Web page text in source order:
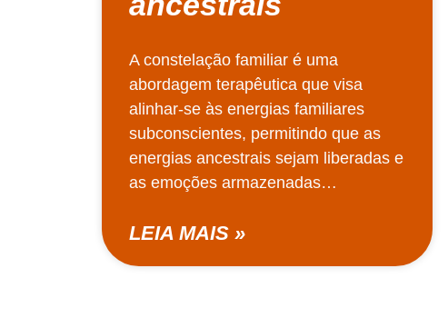
A constelação familiar é uma
abordagem terapêutica que visa
alinhar-se às energias familiares
subconscientes, permitindo que as
energias ancestrais sejam liberadas e
as emoções armazenadas…
LEIA MAIS »